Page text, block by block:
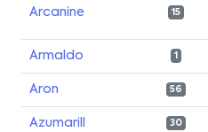
Arcanine 15
Armaldo 1
Aron 56
Azumarill 30